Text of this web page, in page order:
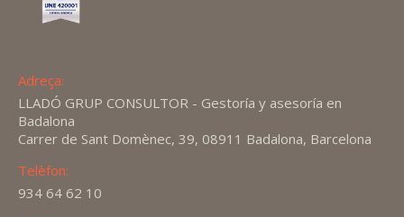
Adreça:
LLADÓ GRUP CONSULTOR - Gestoría y asesoría en
Badalona
Carrer de Sant Domènec, 39, 08911 Badalona, Barcelona
Telèfon:
934 64 62 10